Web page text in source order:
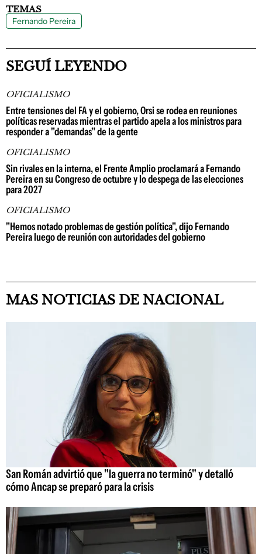
TEMAS
Fernando Pereira
SEGUÍ LEYENDO
OFICIALISMO
Entre tensiones del FA y el gobierno, Orsi se rodea en reuniones
políticas reservadas mientras el partido apela a los ministros para
responder a "demandas" de la gente
OFICIALISMO
Sin rivales en la interna, el Frente Amplio proclamará a Fernando
Pereira en su Congreso de octubre y lo despega de las elecciones
para 2027
OFICIALISMO
"Hemos notado problemas de gestión política", dijo Fernando
Pereira luego de reunión con autoridades del gobierno
MAS NOTICIAS DE NACIONAL
San Román advirtió que "la guerra no terminó" y detalló
cómo Ancap se preparó para la crisis